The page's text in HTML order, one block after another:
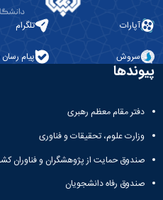
آپارات تلگرام
سروش پیام رسان
پیوندها
دفتر مقام معظم رهبری
وزارت علوم، تحقیقات و فناوری
صندوق حمایت از پژوهشگران و فناوران
صندوق رفاه دانشجویان